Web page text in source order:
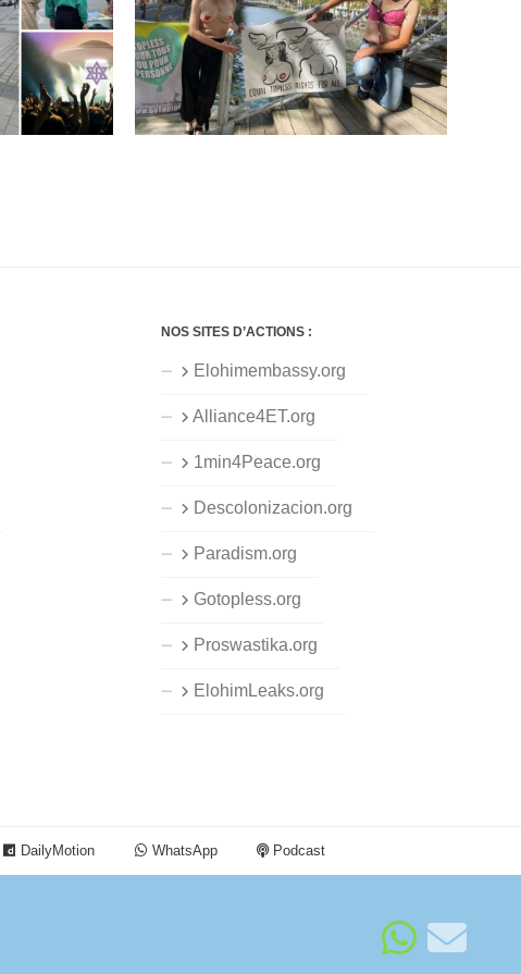
NOS SITES D’ACTIONS :
Elohimembassy.org
Alliance4ET.org
1min4Peace.org
Descolonizacion.org
Paradism.org
Gotopless.org
Proswastika.org
ElohimLeaks.org
DailyMotion WhatsApp Podcast